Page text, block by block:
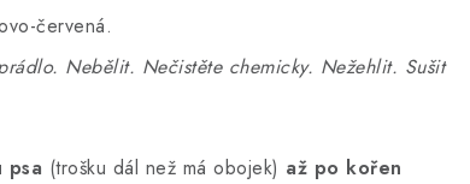
červená.
Nebělit. Nečistěte chemicky. Nežehlit. Sušit
psa (trošku dál než má obojek) až po kořen